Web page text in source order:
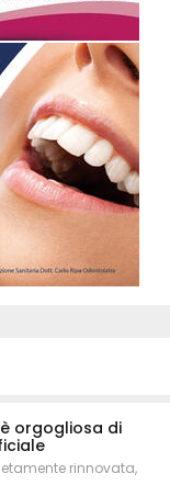
è orgogliosa di
rinnovata,